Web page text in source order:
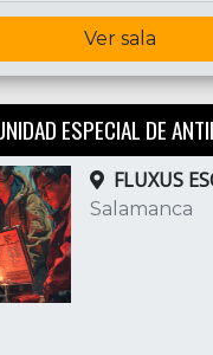
Ver sala
ESPECIAL DE
FLUXUS
Salamanca